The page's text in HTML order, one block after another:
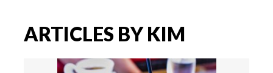
ARTICLES BY KIM